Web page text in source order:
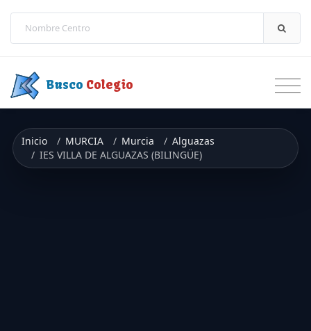
Busco Colegio
Inicio MURCIA Murcia
Alguazas
IES VILLA DE ALGUAZAS (BILINGÜE)